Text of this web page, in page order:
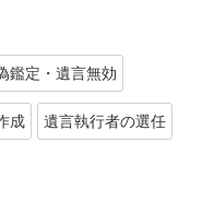
鑑定・遺言無効
成 遺言執行者の選任